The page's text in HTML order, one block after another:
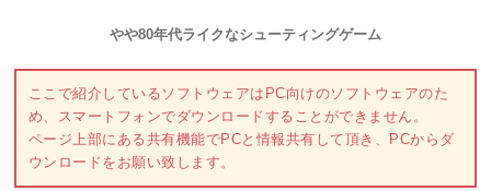
やや80年代ライクなシューティングゲーム
ここで紹介しているソフトウェアはPC向けのソフトウェアのた
め、スマートフォンでダウンロードすることができません。
ページ上部にある共有機能でPCと情報共有して頂き、PCからダ
ウンロードをお願い致します。